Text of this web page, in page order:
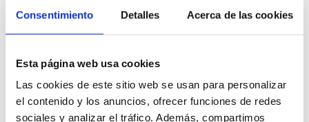
Consentimiento Detalles Acerca de las cookies
Esta página web usa cookies
Las cookies de este sitio web se usan para personalizar
el contenido y los anuncios, ofrecer funciones de redes
sociales y analizar el tráfico. Además, compartimos